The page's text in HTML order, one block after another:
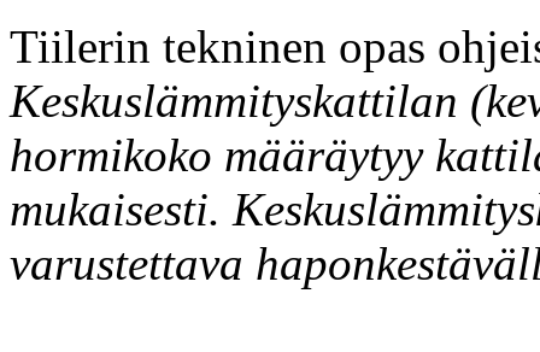
Tiilerin tekninen opas
Keskuslämmityskattilan
hormikoko määräytyy
mukaisesti.
varustettava